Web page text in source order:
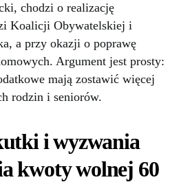
chodzi o realizację
Koalicji Obywatelskiej i
a przy okazji o poprawę
Argument jest prosty:
mają zostawić więcej
rodzin i seniorów.
i wyzwania
kwoty wolnej 60